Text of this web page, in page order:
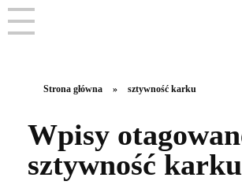
Strona główna » sztywność karku
Wpisy
sztywność karku